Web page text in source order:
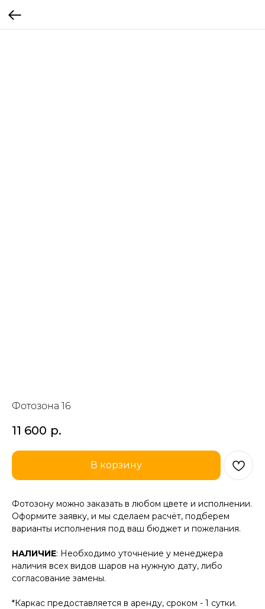
Фотозона 16
11 600 р.
В корзину
Фотозону можно заказать в любом цвете и исполнении.
Оформите заявку, и мы сделаем расчёт, подберем
варианты исполнения под ваш бюджет и пожелания.
НАЛИЧИЕ: Необходимо уточнение у менеджера
наличия всех видов шаров на нужную дату, либо
согласование замены.
*Каркас предоставляется в аренду, сроком - 1 сутки.